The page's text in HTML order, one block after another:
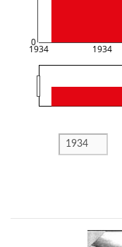
1934 1934
0